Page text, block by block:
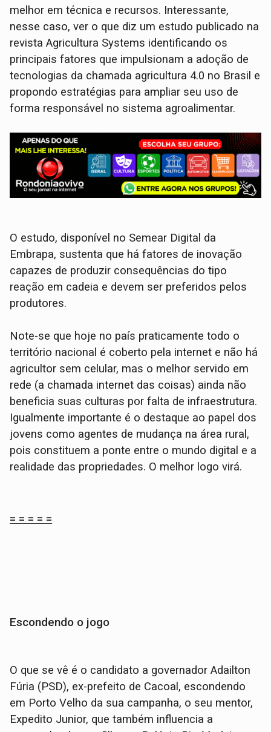
melhor em técnica e recursos. Interessante,
nesse caso, ver o que diz um estudo publicado na
revista Agricultura Systems identificando os
principais fatores que impulsionam a adoção de
tecnologias da chamada agricultura 4.0 no Brasil e
propondo estratégias para ampliar seu uso de
forma responsável no sistema agroalimentar.
O estudo, disponível no Semear Digital da
Embrapa, sustenta que há fatores de inovação
capazes de produzir consequências do tipo
reação em cadeia e devem ser preferidos pelos
produtores.
Note-se que hoje no país praticamente todo o
território nacional é coberto pela internet e não há
agricultor sem celular, mas o melhor servido em
rede (a chamada internet das coisas) ainda não
beneficia suas culturas por falta de infraestrutura.
Igualmente importante é o destaque ao papel dos
jovens como agentes de mudança na área rural,
pois constituem a ponte entre o mundo digital e a
realidade das propriedades. O melhor logo virá.
= = = = =
Escondendo o jogo
O que se vê é o candidato a governador Adailton
Fúria (PSD), ex-prefeito de Cacoal, escondendo
em Porto Velho da sua campanha, o seu mentor,
Expedito Junior, que também influencia a